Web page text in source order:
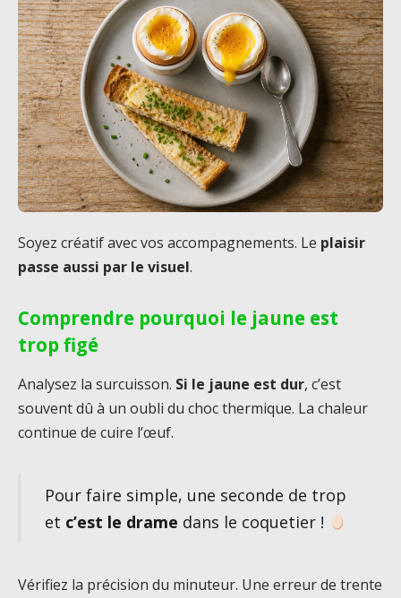
Soyez créatif avec vos accompagnements. Le plaisir
passe aussi par le visuel.
Comprendre pourquoi le jaune est
trop figé
Analysez la surcuisson. Si le jaune est dur, c’est
souvent dû à un oubli du choc thermique. La chaleur
continue de cuire l’œuf.
Pour faire simple, une seconde de trop
et c’est le drame dans le coquetier !
Vérifiez la précision du minuteur. Une erreur de trente